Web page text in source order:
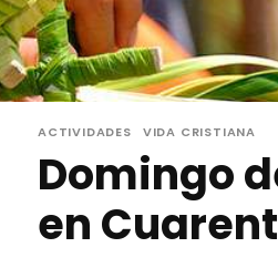
ACTIVIDADES VIDA CRISTIANA
Domingo
en